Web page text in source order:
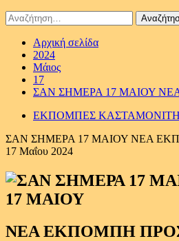
Αναζήτηση
για:
Αρχική σελίδα
2024
Μάιος
17
ΣΑΝ ΣΗΜΕΡΑ 17 ΜΑΙΟΥ
ΕΚΠΟΜΠΕΣ
ΣΑΝ ΣΗΜΕΡΑ 17 ΜΑΙΟΥ ΝΕΑ
17 Μαΐου 2024
17 ΜΑΙΟΥ
ΝΕΑ ΕΚΠΟΜΠΗ